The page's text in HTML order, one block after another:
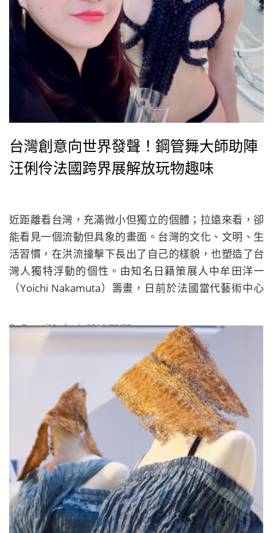
台灣創意向世界發聲！鋼管舞大師助陣
汪俐伶法國跨界展解放玩物趣味
近距離看台灣，充滿微小但獨立的個體；拉遠來看，卻
能看見一個流動但具象的畫面。台灣的文化、文明、生
活習慣，在洪流撞擊下長出了自己的樣貌，也塑造了台
灣人獨特浮動的個性。由知名日籍策展人中牟田洋一
（Yoichi Nakamuta）籌畫，日前於法國當代藝術中心
式流》時尚╳設計╳藝術跨界展，藉由新世代思潮的流
變與詮釋，向世界推廣台灣創意。
ByBeautiMode| 2019/09/29